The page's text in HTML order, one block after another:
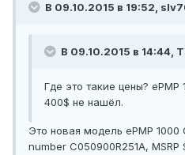
В 09.10.2015 в 19:52,
В 09.10.2015 в 14:44,
Где это такие цены?
400$ не нашёл.
Это новая модель ePMP 1000
number C050900R251A,